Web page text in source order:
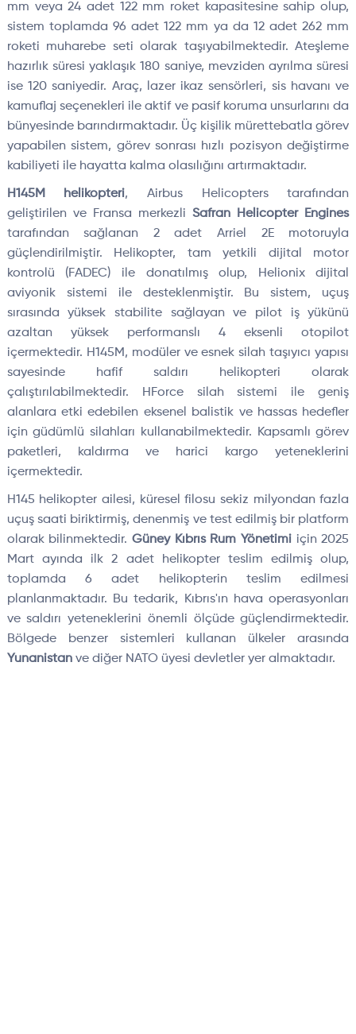
mm veya 24 adet 122 mm roket kapasitesine sahip olup,
sistem toplamda 96 adet 122 mm ya da 12 adet 262 mm
roketi muharebe seti olarak taşıyabilmektedir. Ateşleme
hazırlık süresi yaklaşık 180 saniye, mevziden ayrılma süresi
ise 120 saniyedir. Araç, lazer ikaz sensörleri, sis havanı ve
kamuflaj seçenekleri ile aktif ve pasif koruma unsurlarını da
bünyesinde barındırmaktadır. Üç kişilik mürettebatla görev
yapabilen sistem, görev sonrası hızlı pozisyon değiştirme
kabiliyeti ile hayatta kalma olasılığını artırmaktadır.
H145M helikopteri, Airbus Helicopters tarafından
geliştirilen ve Fransa merkezliSafran Helicopter Engines
tarafından sağlanan 2 adet Arriel 2E motoruyla
güçlendirilmiştir. Helikopter, tam yetkili dijital motor
kontrolü (FADEC) ile donatılmış olup, Helionix dijital
aviyonik sistemi ile desteklenmiştir. Bu sistem, uçuş
sırasında yüksek stabilite sağlayan ve pilot iş yükünü
azaltan yüksek performanslı 4 eksenli otopilot
içermektedir. H145M, modüler ve esnek silah taşıyıcı yapısı
sayesinde hafif saldırı helikopteri olarak
çalıştırılabilmektedir. HForce silah sistemi ile geniş
alanlara etki edebilen eksenel balistik ve hassas hedefler
için güdümlü silahları kullanabilmektedir. Kapsamlı görev
paketleri, kaldırma ve harici kargo yeteneklerini
içermektedir.
H145 helikopter ailesi, küresel filosu sekiz milyondan fazla
uçuş saati biriktirmiş, denenmiş ve test edilmiş bir platform
olarak bilinmektedir.Güney Kıbrıs Rum Yönetimi için 2025
Mart ayında ilk 2 adet helikopter teslim edilmiş olup,
toplamda 6 adet helikopterin teslim edilmesi
planlanmaktadır. Bu tedarik, Kıbrıs'ın hava operasyonları
ve saldırı yeteneklerini önemli ölçüde güçlendirmektedir.
Bölgede benzer sistemleri kullanan ülkeler arasında
Yunanistanve diğer NATO üyesi devletler yer almaktadır.